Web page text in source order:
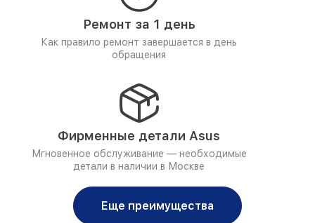
Ремонт за 1 день
Как правило ремонт завершается в день
обращения
Фирменные детали Asus
Мгновенное обслуживание — необходимые
детали в наличии в Москве
Еще преимущества